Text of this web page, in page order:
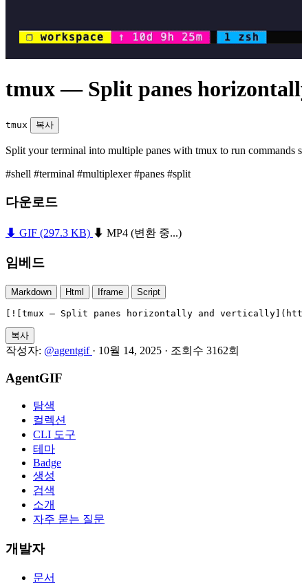
tmux — Split panes
tmux 복사
Split your terminal into multiple panes with tmux to run
#shell #terminal #multiplexer#panes #split
다운로드
⬇ GIF (297.3 KB) ⬇ MP4 (변환 중...)
임베드
Markdown Html Iframe Script
[![tmux — Split panes horizontally and
복사
작성자: @agentgif · 10월 14, 2025 · 조회수 3162회
AgentGIF
탐색
컬렉션
CLI 도구
테마
Badge
생성
검색
소개
자주 묻는 질문
개발자
문서